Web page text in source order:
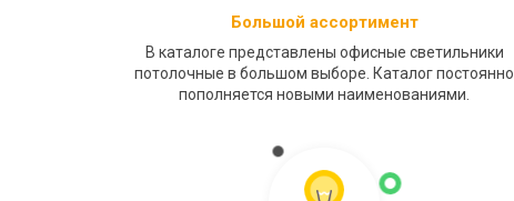
Большой ассортимент
В каталоге представлены офисные светильники
потолочные в большом выборе. Каталог постоянно
пополняется новыми наименованиями.